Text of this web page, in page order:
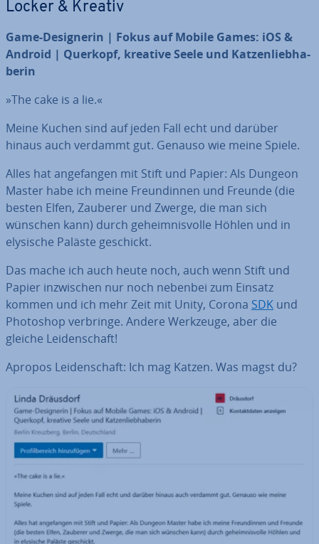
Locker & Kreativ
Game-De­si­gne­rin | Fokus auf Mobile Games: iOS &
Android | Querkopf, kreative Seele und Kat­zen­lieb­ha­
be­rin
»The cake is a lie.«
Meine Kuchen sind auf jeden Fall echt und darüber
hinaus auch verdammt gut. Genauso wie meine Spiele.
Alles hat an­ge­fan­gen mit Stift und Papier: Als Dungeon
Master habe ich meine Freun­din­nen und Freunde (die
besten Elfen, Zauberer und Zwerge, die man sich
wünschen kann) durch ge­heim­nis­vol­le Höhlen und in
elysische Paläste geschickt.
Das mache ich auch heute noch, auch wenn Stift und
Papier in­zwi­schen nur noch nebenbei zum Einsatz
kommen und ich mehr Zeit mit Unity, Corona SDK und
Photoshop verbringe. Andere Werkzeuge, aber die
gleiche Lei­den­schaft!
Apropos Lei­den­schaft: Ich mag Katzen. Was magst du?